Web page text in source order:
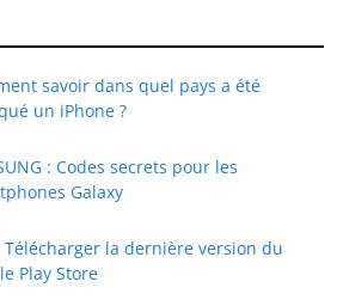
savoir dans quel pays a été
un iPhone ?
: Codes secrets pour les
Galaxy
Télécharger la dernière version du
Play Store